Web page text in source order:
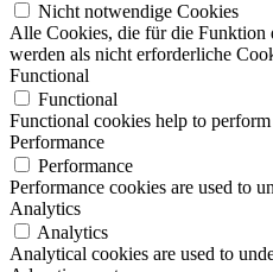
Nicht notwendige Cookies
Alle Cookies, die für die Funktion
werden als nicht erforderliche
Functional
Functional
Functional cookies help to
Performance
Performance
Performance cookies are used to
Analytics
Analytics
Analytical cookies are used to